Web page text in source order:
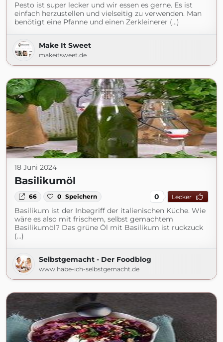
Pesto ist super lecker und wir essen es gerne. Es ist
einfach herzustellen und vielseitig zu verwenden. Man
benötigt eine Pfanne und einen Zerkleinerer (...)
Make It Sweet
makeitsweet.de
18 Juni 2024
Basilikumöl
66 0 Speichern 0 Lecker
Basilikum ist der Inbegriff der italienischen Küche. Wie
wäre es also mit frischem, selbst gemachtem
Basilikumöl? Das grüne Öl mit Basilikum ist ruckzuck
(...)
Selbstgemacht - Der Foodblog
www.habe-ich-selbstgemacht.de